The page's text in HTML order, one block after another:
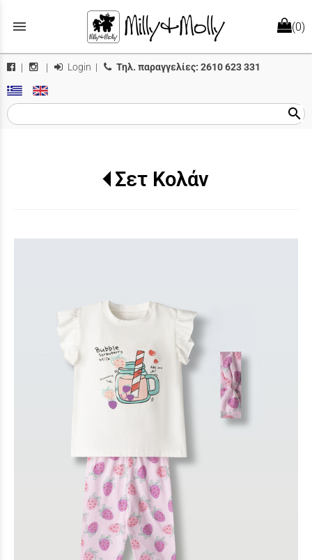
menu (0)
| | Login | Τηλ. παραγγελίες: 2610 623 331
search
Σετ Κολάν